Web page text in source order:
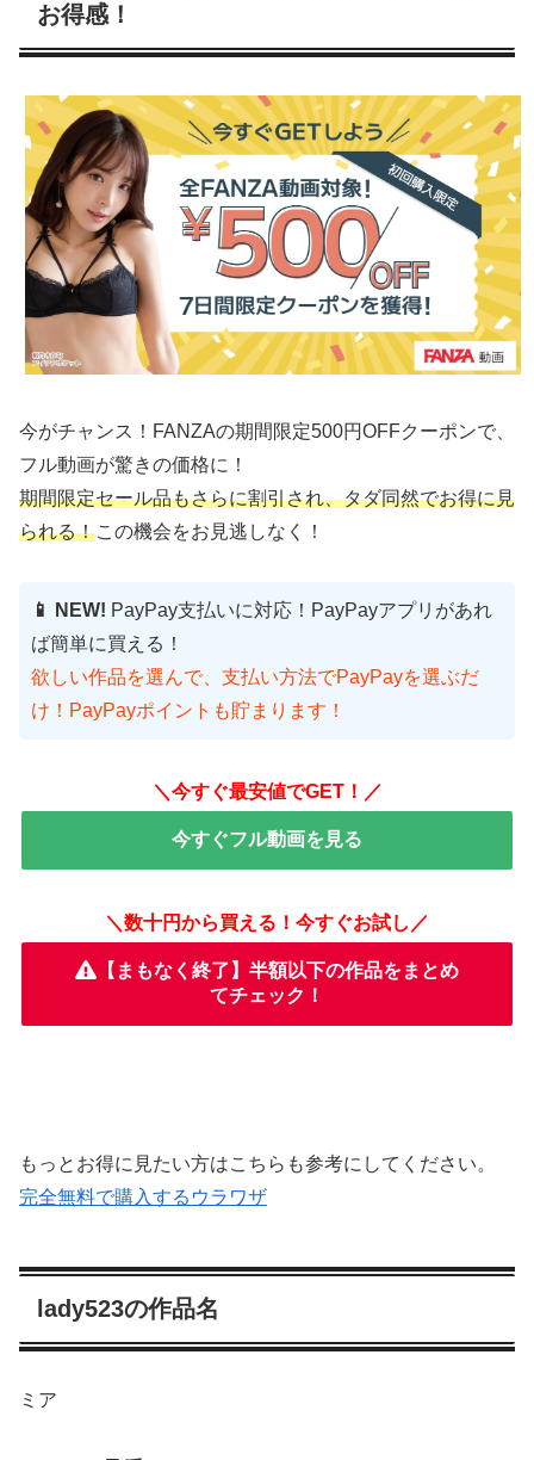
お得感！
今がチャンス！FANZAの期間限定500円OFFクーポンで、
フル動画が驚きの価格に！
期間限定セール品もさらに割引され、タダ同然でお得に見
られる！この機会をお見逃しなく！
📱 NEW! PayPay支払いに対応！PayPayアプリがあれ
ば簡単に買える！
欲しい作品を選んで、支払い方法でPayPayを選ぶだ
け！PayPayポイントも貯まります！
＼今すぐ最安値でGET！／
今すぐフル動画を見る
＼数十円から買える！今すぐお試し／
【まもなく終了】半額以下の作品をまとめ
てチェック！
もっとお得に見たい方はこちらも参考にしてください。
完全無料で購入するウラワザ
lady523の作品名
ミア